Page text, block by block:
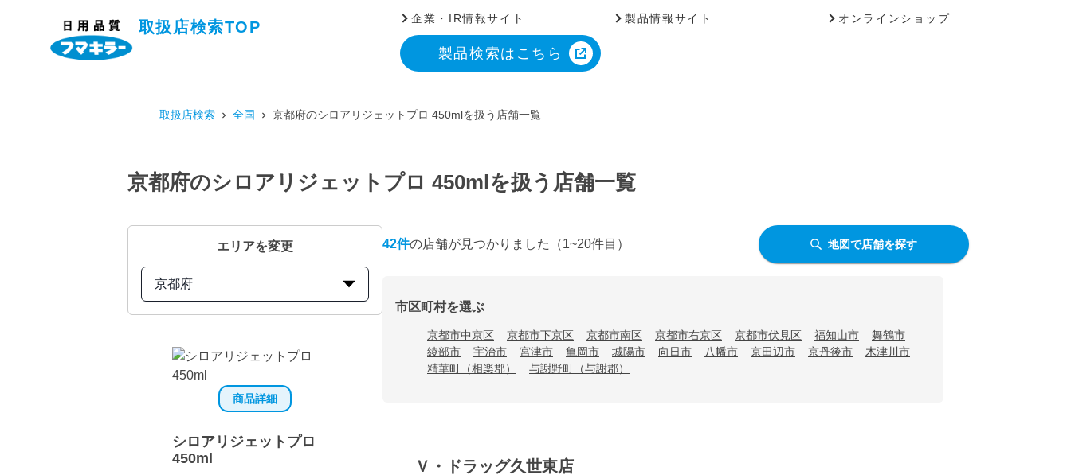
取扱店検索TOP
企業・IR情報サイト 製品情報サイト オンラインショップ
製品検索はこちら
取扱店検索 全国 京都府のシロアリジェットプロ 450mlを扱う店舗一覧
京都府のシロアリジェットプロ 450mlを扱う店舗一覧
エリアを変更
京都府
商品詳細
シロアリジェットプロ
450ml
42件の店舗が見つかりました （1~20件目） 地図で店舗を探す
市区町村を選ぶ
京都市中京区 京都市下京区 京都市南区 京都市右京区 京都市伏見区 福知山市
舞鶴市
綾部市
宇治市 宮津市 亀岡市 城陽市 向日市 八幡市 京田辺市 京丹後市
木津川市
精華町（相楽郡）
与謝野町（与謝郡）
Ｖ・ドラッグ久世東店